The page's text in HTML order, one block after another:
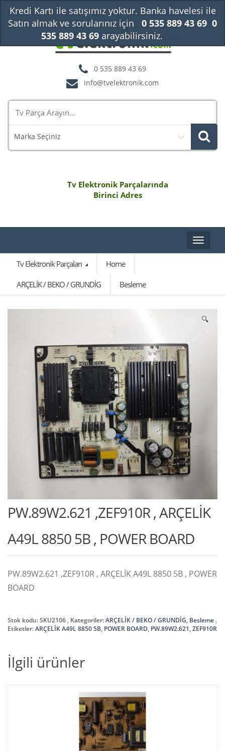
0 535 889 43 69
info@tvelektronik.com
Marka Seçiniz
Tv Elektronik Parçalarında
Birinci Adres
Toggle
Tv Elektronik Parçaları
Home
ARÇELİK / BEKO / GRUNDİG Besleme
🔍
PW.89W2.621 ,ZEF910R , ARÇELİK
A49L 8850 5B , POWER BOARD
PW.89W2.621 ,ZEF910R , ARÇELİK A49L 8850 5B , POWER
BOARD
Stok kodu:SKU2106 Kategoriler:ARÇELİK / BEKO / GRUNDİG, Besleme
Etiketler:ARÇELİK A49L 8850 5B, POWER BOARD, PW.89W2.621,ZEF910R
İlgili ürünler
Kredi Kartı ile satışımız yoktur. Banka havelesi ile
Satın almak ve sorularınız için
0 535 889 43 69 0
535 889 43 69arayabilirsiniz.